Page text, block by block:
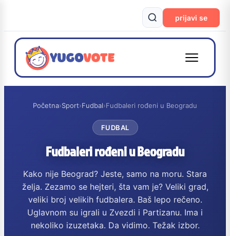
prijavi se
Početna›Sport›Fudbal›Fudbaleri rođeni u Beogradu
FUDBAL
Fudbaleri rođeni u Beogradu
Kako nije Beograd? Jeste, samo na moru. Stara
želja. Zezamo se hejteri, šta vam je? Veliki grad,
veliki broj velikih fudbalera. Baš lepo rečeno.
Uglavnom su igrali u Zvezdi i Partizanu. Ima i
nekoliko izuzetaka. Da vidimo. Težak izbor.